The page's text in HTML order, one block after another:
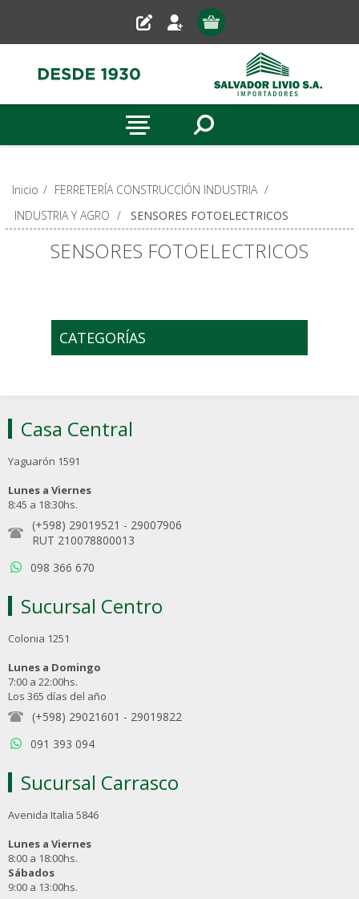
Inicio / FERRETERÍA CONSTRUCCIÓN INDUSTRIA /
INDUSTRIA Y AGRO / SENSORES FOTOELECTRICOS
SENSORES FOTOELECTRICOS
CATEGORÍAS
Casa Central
Yaguarón 1591
Lunes a Viernes
8:45 a 18:30hs.
(+598) 29019521 - 29007906
RUT 210078800013
098 366 670
Sucursal Centro
Colonia 1251
Lunes a Domingo
7:00 a 22:00hs.
Los 365 días del año
(+598) 29021601 - 29019822
091 393 094
Sucursal Carrasco
Avenida Italia 5846
Lunes a Viernes
8:00 a 18:00hs.
Sábados
9:00 a 13:00hs.